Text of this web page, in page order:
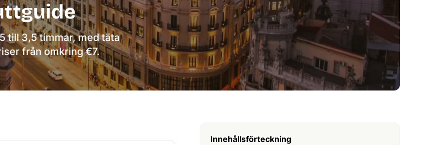
till 3,5 timmar, med täta
från omkring €7.
Innehållsförteckning